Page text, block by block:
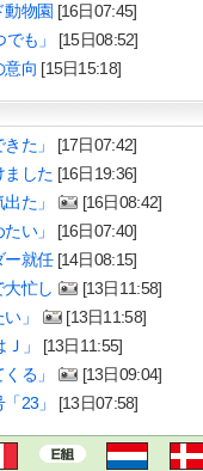
動物園 [16日07:45]
も」
[15日08:52]
意向 [15日15:18]
た」
[17日07:42]
ました [16日19:36]
た」
[16日08:42]
い」
[16日07:40]
ー就任[14日08:15]
大忙し
[13日11:58]
」
[13日11:58]
」
[13日11:55]
る」
[13日09:04]
23」
[13日07:58]